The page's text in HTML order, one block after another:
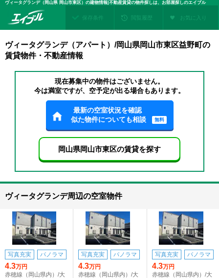
ヴィータグランデ（岡山県 岡山市東区）の建物情報|不動産賃貸の物件探しは、お部屋探しのエイブル
保存条件 閲覧履歴 お気に入り
ヴィータグランデ（アパート）/岡山県岡山市東区益野町の
賃貸物件・不動産情報
現在募集中の物件はございません。
今は満室ですが、空予定が出る場合もあります。
最新の空室状況を確認
似た物件についても相談
無料
岡山県岡山市東区の賃貸を探す
ヴィータグランデ周辺の空室物件
写真充実 パノラマ
4.3万円
赤穂線（岡山県内）/大
写真充実 パノラマ
4.3万円
赤穂線（岡山県内）/大
写真充実 パノラマ
4.3万円
赤穂線（岡山県内）/大